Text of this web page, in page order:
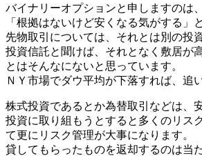
バイナリーオプションと申しますのは
「根拠はないけど安くなる気がする
先物取引については、それとは別の投
投資信託と聞けば、それとなく敷居が
とはそんなにないと思っています。
ＮＹ市場でダウ平均が下落すれば、追
株式投資であるとか為替取引などは、
投資に取り組もうとすると多くのリス
て更にリスク管理が大事になります。
貸してもらったものを返却するのは当